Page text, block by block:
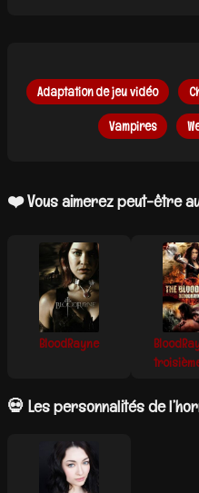
Adaptation de jeu vidéo
Vampires
❤️ Vous aimerez peut-être
BloodRayne
💀 Les personnalités de